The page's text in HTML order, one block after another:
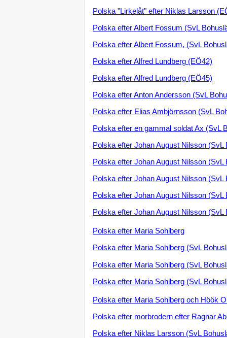
Polska "Lirkelåt" efter Niklas Larsson
Polska efter Albert Fossum (SvL
Polska efter Albert Fossum, (SvL
Polska efter Alfred Lundberg (EÖ42)
Polska efter Alfred Lundberg (EÖ45)
Polska efter Anton Andersson (SvL
Polska efter Elias Ambjörnsson (SvL
Polska efter en gammal soldat Ax (SvL
Polska efter Johan August Nilsson (SvL
Polska efter Johan August Nilsson (SvL
Polska efter Johan August Nilsson (SvL
Polska efter Johan August Nilsson (SvL
Polska efter Johan August Nilsson (SvL
Polska efter Maria Sohlberg
Polska efter Maria Sohlberg (SvL
Polska efter Maria Sohlberg (SvL
Polska efter Maria Sohlberg (SvL
Polska efter Maria Sohlberg och Höök
Polska efter morbrodern efter Ragnar
Polska efter Niklas Larsson (SvL